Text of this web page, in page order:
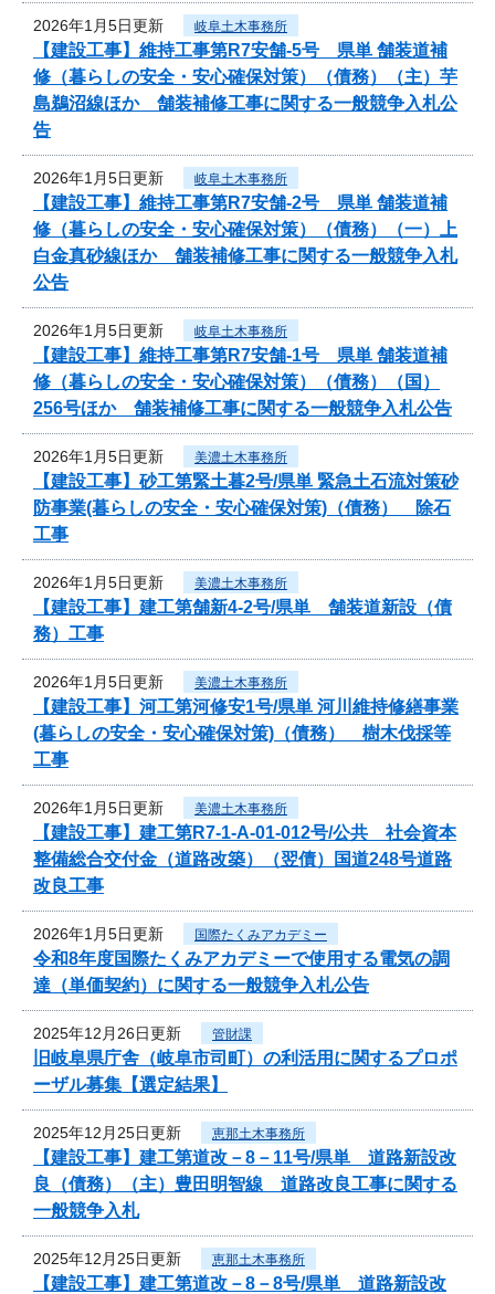
2026年1月5日更新 岐阜土木事務所
【建設工事】維持工事第R7安舗-5号 県単 舗装道補
修（暮らしの安全・安心確保対策）（債務）（主）芋
島鵜沼線ほか 舗装補修工事に関する一般競争入札公
告
2026年1月5日更新 岐阜土木事務所
【建設工事】維持工事第R7安舗-2号 県単 舗装道補
修（暮らしの安全・安心確保対策）（債務）（一）上
白金真砂線ほか 舗装補修工事に関する一般競争入札
公告
2026年1月5日更新 岐阜土木事務所
【建設工事】維持工事第R7安舗-1号 県単 舗装道補
修（暮らしの安全・安心確保対策）（債務）（国）
256号ほか 舗装補修工事に関する一般競争入札公告
2026年1月5日更新 美濃土木事務所
【建設工事】砂工第緊土暮2号/県単 緊急土石流対策砂
防事業(暮らしの安全・安心確保対策)（債務） 除石
工事
2026年1月5日更新 美濃土木事務所
【建設工事】建工第舗新4-2号/県単 舗装道新設（債
務）工事
2026年1月5日更新 美濃土木事務所
【建設工事】河工第河修安1号/県単 河川維持修繕事業
(暮らしの安全・安心確保対策)（債務） 樹木伐採等
工事
2026年1月5日更新 美濃土木事務所
【建設工事】建工第R7-1-A-01-012号/公共 社会資本
整備総合交付金（道路改築）（翌債）国道248号道路
改良工事
2026年1月5日更新 国際たくみアカデミー
令和8年度国際たくみアカデミーで使用する電気の調
達（単価契約）に関する一般競争入札公告
2025年12月26日更新 管財課
旧岐阜県庁舎（岐阜市司町）の利活用に関するプロポ
ーザル募集【選定結果】
2025年12月25日更新 恵那土木事務所
【建設工事】建工第道改－8－11号/県単 道路新設改
良（債務）（主）豊田明智線 道路改良工事に関する
一般競争入札
2025年12月25日更新 恵那土木事務所
【建設工事】建工第道改－8－8号/県単 道路新設改